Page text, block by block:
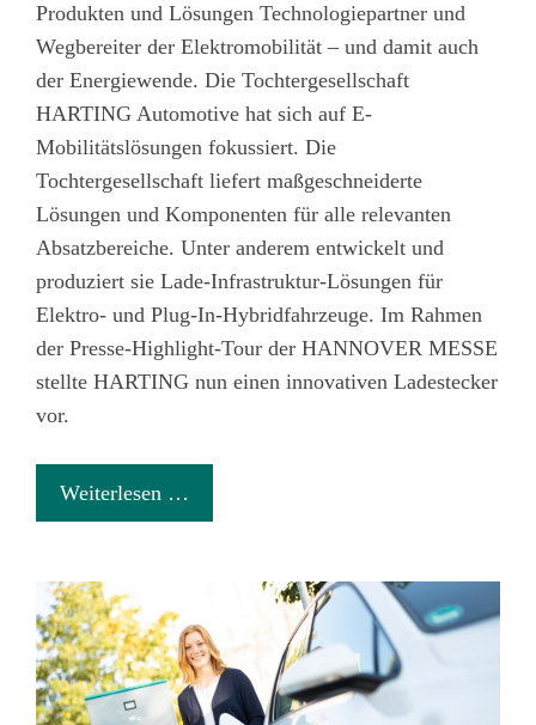
Produkten und Lösungen Technologiepartner und
Wegbereiter der Elektromobilität – und damit auch
der Energiewende. Die Tochtergesellschaft
HARTING Automotive hat sich auf E-
Mobilitätslösungen fokussiert. Die
Tochtergesellschaft liefert maßgeschneiderte
Lösungen und Komponenten für alle relevanten
Absatzbereiche. Unter anderem entwickelt und
produziert sie Lade-Infrastruktur-Lösungen für
Elektro- und Plug-In-Hybridfahrzeuge. Im Rahmen
der Presse-Highlight-Tour der HANNOVER MESSE
stellte HARTING nun einen innovativen Ladestecker
vor.
Weiterlesen …